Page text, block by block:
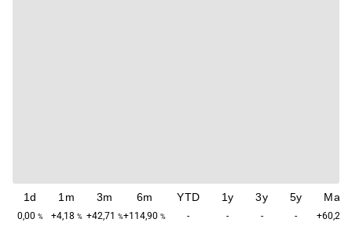
1d
0,00 %
1m
+4,18 %
3m
+42,71 %
6m
+114,90 %
YTD
-
1y
-
3y
-
5y
-
Max
+60,23